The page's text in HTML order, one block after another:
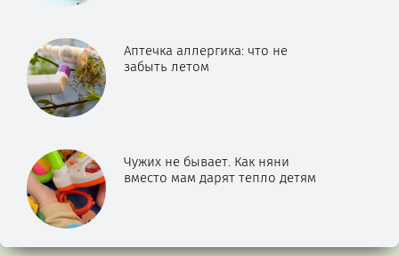
Аптечка аллергика: что не
забыть летом
Чужих не бывает. Как няни
вместо мам дарят тепло детям